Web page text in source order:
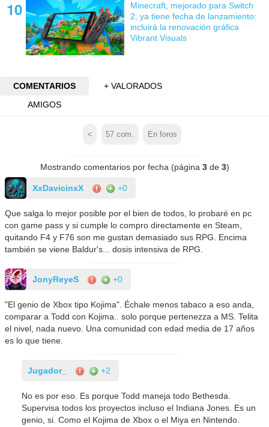
Minecraft, mejorado para Switch
2, ya tiene fecha de lanzamiento:
incluirá la renovación gráfica
Vibrant Visuals
COMENTARIOS
+ VALORADOS
AMIGOS
< 57 com. En foros
Mostrando comentarios por fecha (página 3de 3)
XxDavicinxX +0
Que salga lo mejor posible por el bien de todos, lo probaré en pc
con game pass y si cumple lo compro directamente en Steam,
quitando F4 y F76 son me gustan demasiado sus RPG. Encima
también se viene Baldur's... dosis intensiva de RPG.
JonyReyeS +0
"El genio de Xbox tipo Kojima". Échale menos tabaco a eso anda,
comparar a Todd con Kojima.. solo porque pertenezza a MS. Telita
el nivel, nada nuevo. Una comunidad con edad media de 17 años
es lo que tiene.
Jugador_ +2
No es por eso. Es porque Todd maneja todo Bethesda.
Supervisa todos los proyectos incluso el Indiana Jones. Es un
genio, si. Como el Kojima de Xbox o el Miya en Nintendo.